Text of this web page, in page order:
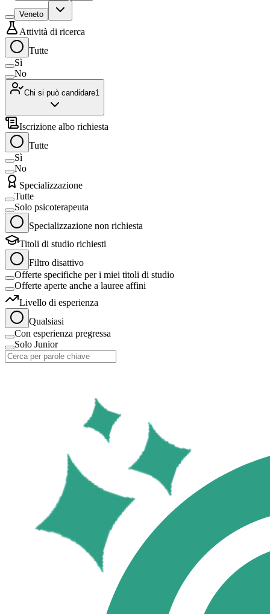
Veneto
Attività di ricerca
Tutte
Sì
No
Chi si può candidare1
Iscrizione albo richiesta
Tutte
Sì
No
Specializzazione
Tutte
Solo psicoterapeuta
Specializzazione non richiesta
Titoli di studio richiesti
Filtro disattivo
Offerte specifiche per i miei titoli di studio
Offerte aperte anche a lauree affini
Livello di esperienza
Qualsiasi
Con esperienza pregressa
Solo Junior